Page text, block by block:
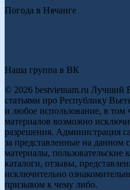
Погода в Нячанге
Наша группа в ВК
© 2026 bestvietnam.ru Лучший
статьями про Республику
и любое использование, в том
материалов возможно
разрешения. Администрация
за представленные на
материалы, пользовательские
каталоги, отзывы,
исключительно
призывом к чему либо.